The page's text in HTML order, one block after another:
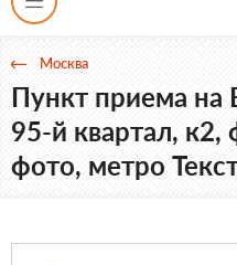
Москва
Пункт приема на
95-й квартал,
фото, метро